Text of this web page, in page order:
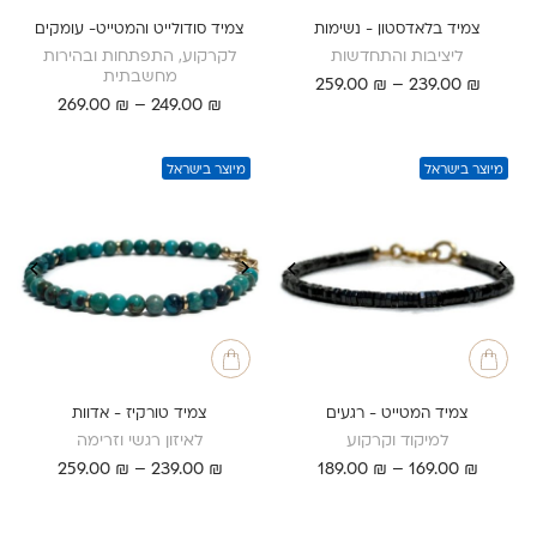
צמיד בלאדסטון - נשימות
ליציבות והתחדשות
239.00 ₪
–
259.00 ₪
טווח
צמיד סודולייט והמטייט- עומקים
לקרקוע, התפתחות ובהירות
מחשבתית
249.00 ₪
–
269.00 ₪
טווח
מיוצר בישראל
צמיד המטייט - רגעים
למיקוד וקרקוע
169.00 ₪
–
189.00 ₪
טווח
מיוצר בישראל
צמיד טורקיז - אדוות
לאיזון רגשי וזרימה
239.00 ₪
–
259.00 ₪
טווח